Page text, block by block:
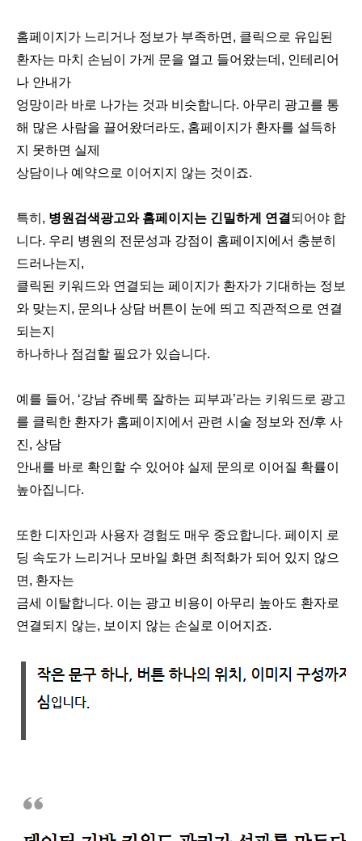
홈페이지가 느리거나 정보가 부족하면, 클릭으로 유입된
환자는 마치 손님이 가게 문을 열고 들어왔는데, 인테리어
나 안내가
엉망이라 바로 나가는 것과 비슷합니다. 아무리 광고를 통
해 많은 사람을 끌어왔더라도, 홈페이지가 환자를 설득하
지 못하면 실제
상담이나 예약으로 이어지지 않는 것이죠.
특히, 병원검색광고와 홈페이지는 긴밀하게 연결 되어야 합
니다. 우리 병원의 전문성과 강점이 홈페이지에서 충분히
드러나는지,
클릭된 키워드와 연결되는 페이지가 환자가 기대하는 정보
와 맞는지, 문의나 상담 버튼이 눈에 띄고 직관적으로 연결
되는지
하나하나 점검할 필요가 있습니다.
예를 들어, ‘강남 쥬베룩 잘하는 피부과’라는 키워드로 광고
를 클릭한 환자가 홈페이지에서 관련 시술 정보와 전/후 사
진, 상담
안내를 바로 확인할 수 있어야 실제 문의로 이어질 확률이
높아집니다.
또한 디자인과 사용자 경험도 매우 중요합니다. 페이지 로
딩 속도가 느리거나 모바일 화면 최적화가 되어 있지 않으
면, 환자는
금세 이탈합니다. 이는 광고 비용이 아무리 높아도 환자로
연결되지 않는, 보이지 않는 손실로 이어지죠.